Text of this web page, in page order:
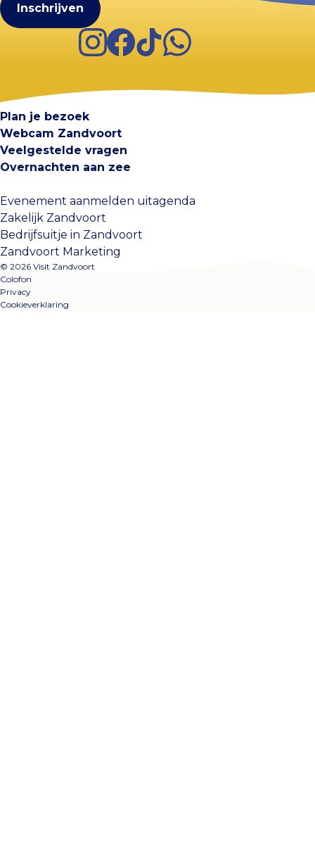
InstagramFacebook
TikTokWhatsApp
Plan je bezoek
Webcam Zandvoort
Veelgestelde vragen
Overnachten aan zee
Evenement aanmelden uitagenda
Zakelijk Zandvoort
Bedrijfsuitje in Zandvoort
Zandvoort Marketing
© 2026 Visit Zandvoort
Colofon
Privacy
Cookieverklaring